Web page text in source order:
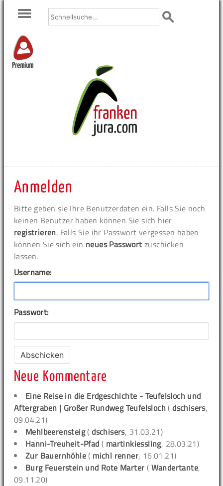
Premium
Anmelden
Bitte geben sie Ihre Benutzerdaten ein. Falls Sie noch
keinen Benutzer haben können Sie sich hier
registrieren. Falls Sie ihr Passwort vergessen haben
können Sie sich ein neues Passwort zuschicken
lassen.
Username:
Passwort:
Neue Kommentare
Eine Reise in die Erdgeschichte - Teufelsloch und
Aftergraben | Großer Rundweg Teufelsloch (dschisers,
09.04.21)
Mehlbeerensteig(dschisers, 31.03.21)
Hanni-Treuheit-Pfad ( martinkiessling, 28.03.21)
Zur Bauernhöhle ( michl renner, 16.01.21)
Burg Feuerstein und Rote Marter ( Wandertante,
09.11.20)